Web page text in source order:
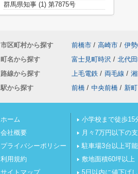
群馬県知事 (1) 第7875号
市区町村から探す 前橋市 / 高崎市 / 伊
町名から探す
富士見町時沢 / 北代
路線から探す
上毛電鉄 / 両毛線 /
駅から探す
前橋 / 中央前橋 / 新町
ホーム
会社概要
プライバシーポリシー
利用規約
サイトマップ
小学校まで徒歩15
月々7万円以下の
駐車場3台以上可能
敷地面積60坪以上
5日以内に値下げ